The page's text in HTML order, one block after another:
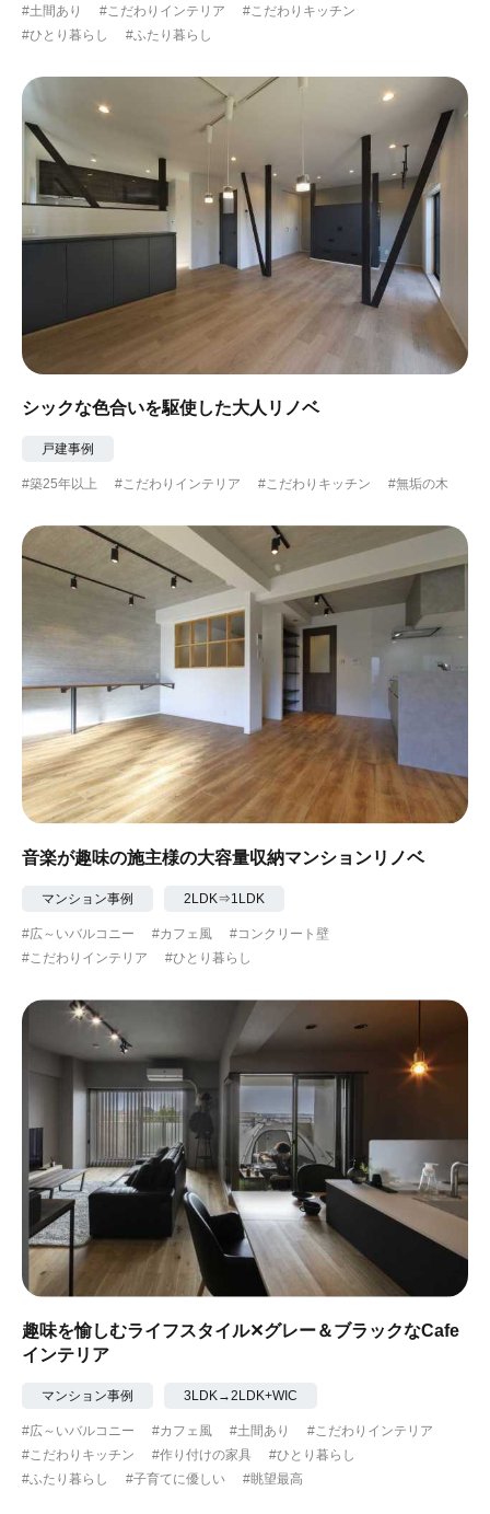
#スローライフ #自宅で仕事 #ペットと暮らす
#水辺の住まい
#300万円以下
#土間あり #こだわりインテリア
#こだわりキッチン
#ひとり暮らし
#ふたり暮らし
シックな色合いを駆使した大人リノベ
戸建事例
#築25年以上 #こだわりインテリア #こだわりキッチン #無垢の木
音楽が趣味の施主様の大容量収納マンションリノベ
マンション事例 2LDK⇒1LDK
#広～いバルコニー #カフェ風
#コンクリート壁
#こだわりインテリア
#ひとり暮らし
趣味を愉しむライフスタイル✕グレー＆ブラックなCafe
インテリア
マンション事例 3LDK→2LDK+WIC
#広～いバルコニー #カフェ風 #土間あり
#こだわりインテリア
#こだわりキッチン
#作り付けの家具
#ひとり暮らし
#ふたり暮らし
#子育てに優しい #眺望最高